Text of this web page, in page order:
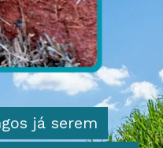
já serem
já serem